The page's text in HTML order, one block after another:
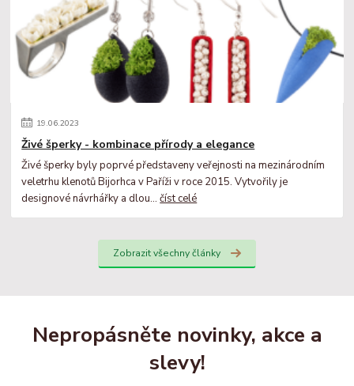
19.06.2023
Živé šperky - kombinace přírody a elegance
Živé šperky byly poprvé představeny veřejnosti na mezinárodním
veletrhu klenotů Bijorhca v Paříži v roce 2015. Vytvořily je
designové návrhářky a dlou...číst celé
Zobrazit všechny články
Nepropásněte novinky, akce a
slevy!